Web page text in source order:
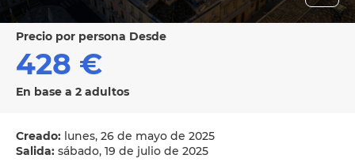
precio por persona Desde
428 €
En base a 2 adultos
Creado: lunes, 26 de mayo de 2025
Salida: sábado, 19 de julio de 2025